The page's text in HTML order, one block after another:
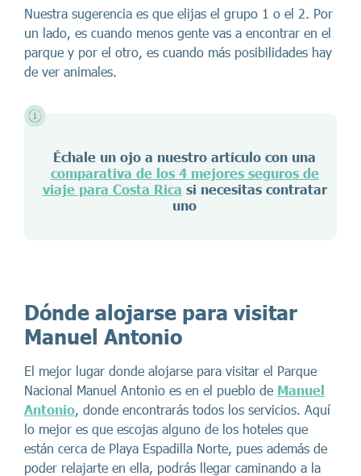
Nuestra sugerencia es que elijas el grupo 1 o el 2. Por
un lado, es cuando menos gente vas a encontrar en el
parque y por el otro, es cuando más posibilidades hay
de ver animales.
Échale un ojo a nuestro artículo con una
comparativa de los 4 mejores seguros de
viaje para Costa Rica si necesitas contratar
uno
Dónde alojarse para visitar
Manuel Antonio
El mejor lugar donde alojarse para visitar el Parque
Nacional Manuel Antonio es en el pueblo de Manuel
Antonio, donde encontrarás todos los servicios. Aquí
lo mejor es que escojas alguno de los hoteles que
están cerca de Playa Espadilla Norte, pues además de
poder relajarte en ella, podrás llegar caminando a la